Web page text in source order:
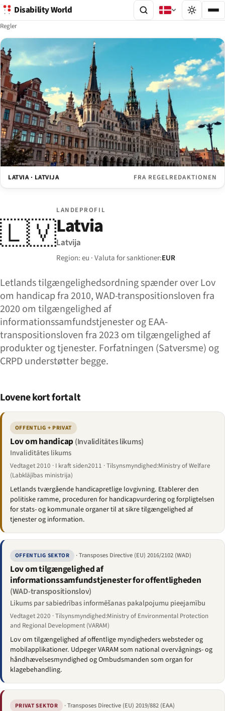
Disability World
Regler
LATVIA · LATVIJA FRA REGELREDAKTIONEN
🇱🇻
LANDEPROFIL
Latvia
Latvija
Region: eu · Valuta for sanktioner:EUR
Letlands tilgængelighedsordning spænder over Lov
om handicap fra 2010, WAD-transpositionsloven fra
2020 om tilgængelighed af
informationssamfundstjenester og EAA-
transpositionsloven fra 2023 om tilgængelighed af
produkter og tjenester. Forfatningen (Satversme) og
CRPD understøtter begge.
Lovene kort fortalt
OFFENTLIG + PRIVAT
Lov om handicap(Invaliditātes likums)
Invaliditātes likums
Vedtaget 2010 · I kraft siden2011 · Tilsynsmyndighed:Ministry of Welfare
(Labklājības ministrija)
Letlands tværgående handicapretlige lovgivning. Etablerer den
politiske ramme, proceduren for handicapvurdering og forpligtelsen
for stats- og kommunale organer til at sikre tilgængelighed af
tjenester og information.
OFFENTLIG SEKTOR · Transposes Directive (EU) 2016/2102 (WAD)
Lov om tilgængelighed af
informationssamfundstjenester for offentligheden
(WAD-transpositionslov)
Likums par sabiedrības informēšanas pakalpojumu pieejamību
Vedtaget 2020 · Tilsynsmyndighed:Ministry of Environmental Protection
and Regional Development (VARAM)
Lov om tilgængelighed af offentlige myndigheders websteder og
mobilapplikationer. Udpeger VARAM som national overvågnings- og
håndhævelsesmyndighed og Ombudsmanden som organ for
klagebehandling.
PRIVAT SEKTOR · Transposes Directive (EU) 2019/882 (EAA)